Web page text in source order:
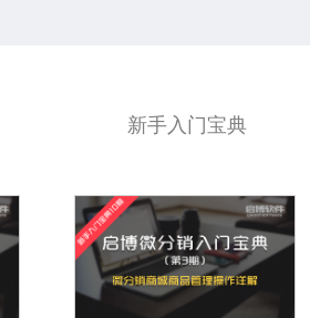
整合社群资
定制化解决方案
企业数字化转型探索
新手入门宝典